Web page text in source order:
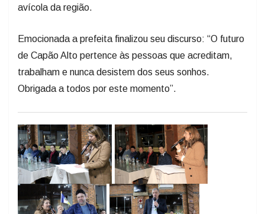
avícola da região.
Emocionada a prefeita finalizou seu discurso: “O futuro
de Capão Alto pertence às pessoas que acreditam,
trabalham e nunca desistem dos seus sonhos.
Obrigada a todos por este momento”.